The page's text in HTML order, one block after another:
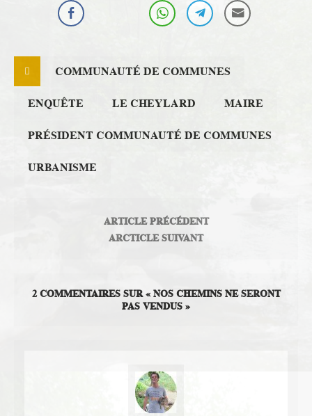
COMMUNAUTÉ DE COMMUNES
ENQUÊTE LE CHEYLARD MAIRE
PRÉSIDENT COMMUNAUTÉ DE COMMUNES
URBANISME
ARTICLE PRÉCÉDENT
ARCTICLE SUIVANT
2 COMMENTAIRES SUR « NOS CHEMINS NE SERONT
PAS VENDUS »